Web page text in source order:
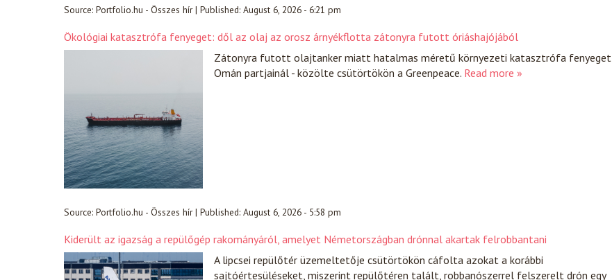
Source: Portfolio.hu - Összes hír| Published: August 6, 2026 - 6:21 pm
Ökológiai katasztrófa fenyeget: dől az olaj az orosz árnyékflotta zátonyra futott óriáshajójából
Zátonyra futott olajtanker miatt hatalmas méretű környezeti katasztrófa fenyeget
Omán partjainál - közölte csütörtökön a Greenpeace. Read more »
Source: Portfolio.hu - Összes hír| Published: August 6, 2026 - 5:58 pm
Kiderült az igazság a repülőgép rakományáról, amelyet Németországban drónnal akartak felrobbantani
A lipcsei repülőtér üzemeltetője csütörtökön cáfolta azokat a korábbi
sajtóértesüléseket, miszerint repülőtéren talált, robbanószerrel felszerelt drón egy